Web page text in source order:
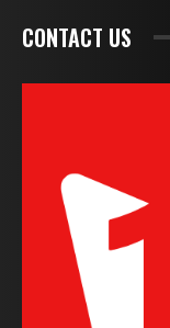
CONTACT US